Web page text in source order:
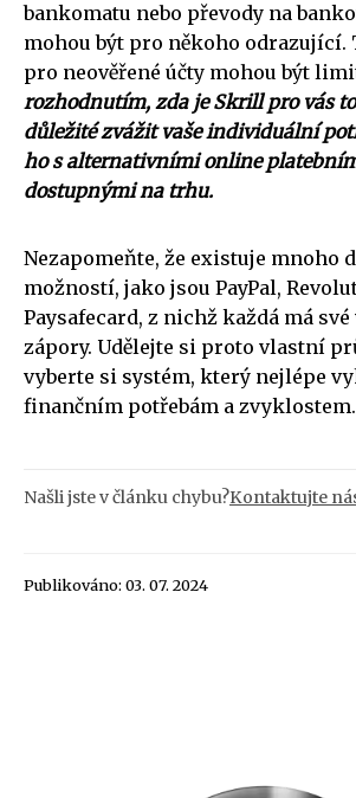
bankomatu nebo převody na
mohou být pro někoho odrazující.
pro neověřené účty mohou být
rozhodnutím, zda je Skrill pro vás
důležité zvážit vaše individuální
ho s alternativními online
dostupnými na trhu.
Nezapomeňte, že existuje mnoho
možností, jako jsou PayPal,
Paysafecard, z nichž každá má
zápory. Udělejte si proto vlastní
vyberte si systém, který nejlépe
finančním potřebám a zvyklostem.
Našli jste v článku chybu?Kontaktujte
Publikováno: 03. 07. 2024